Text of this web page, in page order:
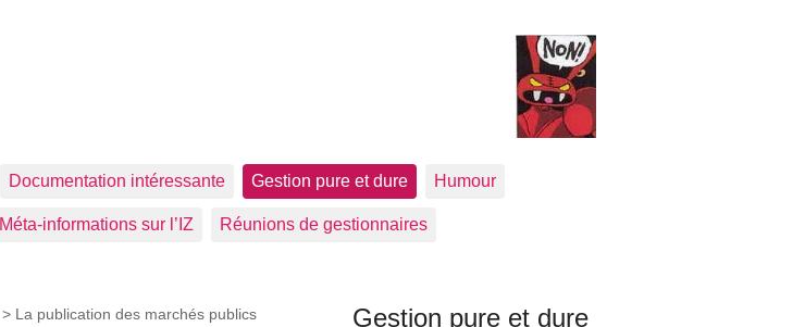
Documentation intéressante Gestion pure et dure Humour
Méta-informations sur l’IZ Réunions de gestionnaires
> La publication des marchés publics
Gestion pure et dure